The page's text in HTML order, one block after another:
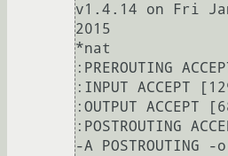
v1.4.14 on Fri
2015
*nat
:PREROUTING
:INPUT ACCEPT
:OUTPUT ACCEPT
:POSTROUTING
-A POSTROUTING